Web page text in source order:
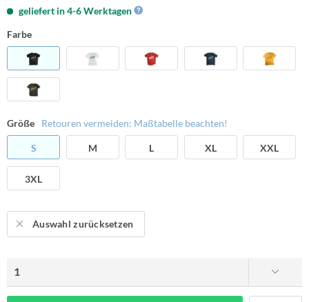
geliefert in 4-6 Werktagen
Farbe
Größe Retouren vermeiden: Maßtabelle beachten!
S M L XL XXL
3XL
Auswahl zurücksetzen